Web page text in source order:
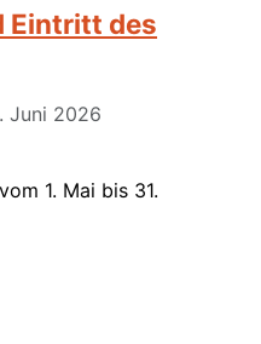
Eintritt des
Juni 2026
1. Mai bis 31.